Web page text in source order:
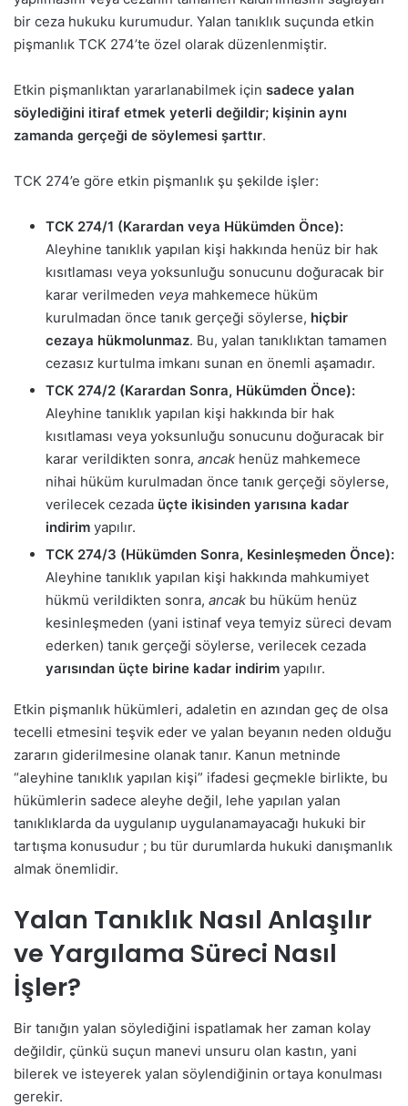
bir ceza hukuku kurumudur. Yalan tanıklık suçunda etkin
pişmanlık TCK 274’te özel olarak düzenlenmiştir.
Etkin pişmanlıktan yararlanabilmek için sadece yalan
söylediğini itiraf etmek yeterli değildir; kişinin aynı
zamanda gerçeği de söylemesi şarttır.
TCK 274’e göre etkin pişmanlık şu şekilde işler:
TCK 274/1 (Karardan veya Hükümden Önce):
Aleyhine tanıklık yapılan kişi hakkında henüz bir hak
kısıtlaması veya yoksunluğu sonucunu doğuracak bir
karar verilmeden veya mahkemece hüküm
kurulmadan önce tanık gerçeği söylerse, hiçbir
cezaya hükmolunmaz. Bu, yalan tanıklıktan tamamen
cezasız kurtulma imkanı sunan en önemli aşamadır.
TCK 274/2 (Karardan Sonra, Hükümden Önce):
Aleyhine tanıklık yapılan kişi hakkında bir hak
kısıtlaması veya yoksunluğu sonucunu doğuracak bir
karar verildikten sonra, ancak henüz mahkemece
nihai hüküm kurulmadan önce tanık gerçeği söylerse,
verilecek cezada üçte ikisinden yarısına kadar
indirim yapılır.
TCK 274/3 (Hükümden Sonra, Kesinleşmeden Önce):
Aleyhine tanıklık yapılan kişi hakkında mahkumiyet
hükmü verildikten sonra, ancak bu hüküm henüz
kesinleşmeden (yani istinaf veya temyiz süreci devam
ederken) tanık gerçeği söylerse, verilecek cezada
yarısından üçte birine kadar indirim yapılır.
Etkin pişmanlık hükümleri, adaletin en azından geç de olsa
tecelli etmesini teşvik eder ve yalan beyanın neden olduğu
zararın giderilmesine olanak tanır. Kanun metninde
“aleyhine tanıklık yapılan kişi” ifadesi geçmekle birlikte, bu
hükümlerin sadece aleyhe değil, lehe yapılan yalan
tanıklıklarda da uygulanıp uygulanamayacağı hukuki bir
tartışma konusudur ; bu tür durumlarda hukuki danışmanlık
almak önemlidir.
Yalan Tanıklık Nasıl Anlaşılır
ve Yargılama Süreci Nasıl
İşler?
Bir tanığın yalan söylediğini ispatlamak her zaman kolay
değildir, çünkü suçun manevi unsuru olan kastın, yani
bilerek ve isteyerek yalan söylendiğinin ortaya konulması
gerekir.